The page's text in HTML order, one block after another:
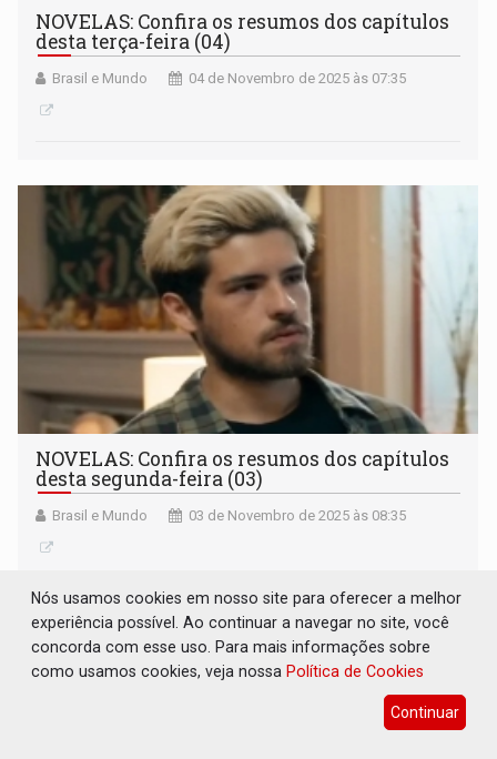
NOVELAS: Confira os resumos dos capítulos
desta terça-feira (04)
Brasil e Mundo 04 de Novembro de 2025 às 07:35
NOVELAS: Confira os resumos dos capítulos
desta segunda-feira (03)
Brasil e Mundo 03 de Novembro de 2025 às 08:35
Nós usamos cookies em nosso site para oferecer a melhor
experiência possível. Ao continuar a navegar no site, você
concorda com esse uso. Para mais informações sobre
como usamos cookies, veja nossa Política de Cookies
Continuar